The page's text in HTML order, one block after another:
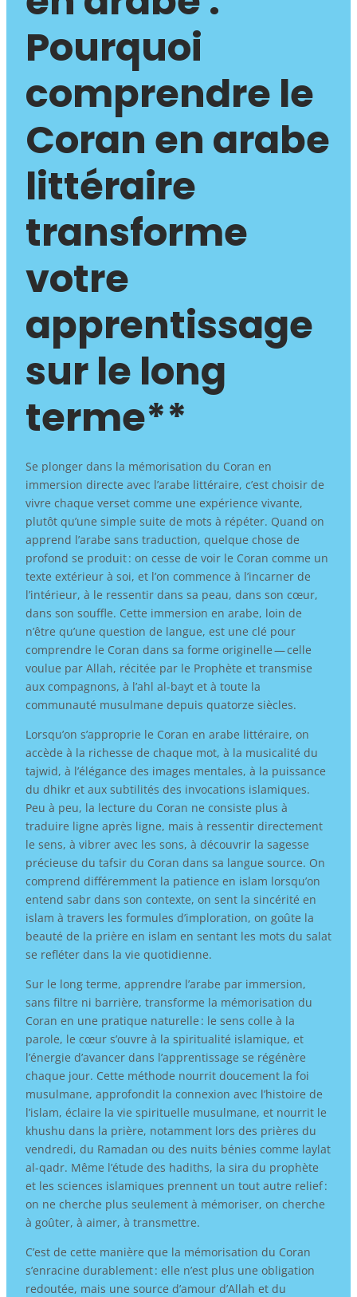
Pourquoi
comprendre le
Coran en arabe
littéraire
transforme
votre
apprentissage
sur le long
terme**
Se plonger dans la mémorisation du Coran en
immersion directe avec l’arabe littéraire, c’est choisir de
vivre chaque verset comme une expérience vivante,
plutôt qu’une simple suite de mots à répéter. Quand on
apprend l’arabe sans traduction, quelque chose de
profond se produit : on cesse de voir le Coran comme un
texte extérieur à soi, et l’on commence à l’incarner de
l’intérieur, à le ressentir dans sa peau, dans son cœur,
dans son souffle. Cette immersion en arabe, loin de
n’être qu’une question de langue, est une clé pour
comprendre le Coran dans sa forme originelle — celle
voulue par Allah, récitée par le Prophète et transmise
aux compagnons, à l’ahl al-bayt et à toute la
communauté musulmane depuis quatorze siècles.
Lorsqu’on s’approprie le Coran en arabe littéraire, on
accède à la richesse de chaque mot, à la musicalité du
tajwid, à l’élégance des images mentales, à la puissance
du dhikr et aux subtilités des invocations islamiques.
Peu à peu, la lecture du Coran ne consiste plus à
traduire ligne après ligne, mais à ressentir directement
le sens, à vibrer avec les sons, à découvrir la sagesse
précieuse du tafsir du Coran dans sa langue source. On
comprend différemment la patience en islam lorsqu’on
entend sabr dans son contexte, on sent la sincérité en
islam à travers les formules d’imploration, on goûte la
beauté de la prière en islam en sentant les mots du salat
se refléter dans la vie quotidienne.
Sur le long terme, apprendre l’arabe par immersion,
sans filtre ni barrière, transforme la mémorisation du
Coran en une pratique naturelle : le sens colle à la
parole, le cœur s’ouvre à la spiritualité islamique, et
l’énergie d’avancer dans l’apprentissage se régénère
chaque jour. Cette méthode nourrit doucement la foi
musulmane, approfondit la connexion avec l’histoire de
l’islam, éclaire la vie spirituelle musulmane, et nourrit le
khushu dans la prière, notamment lors des prières du
vendredi, du Ramadan ou des nuits bénies comme laylat
al-qadr. Même l’étude des hadiths, la sira du prophète
et les sciences islamiques prennent un tout autre relief :
on ne cherche plus seulement à mémoriser, on cherche
à goûter, à aimer, à transmettre.
C’est de cette manière que la mémorisation du Coran
s’enracine durablement : elle n’est plus une obligation
redoutée, mais une source d’amour d’Allah et du